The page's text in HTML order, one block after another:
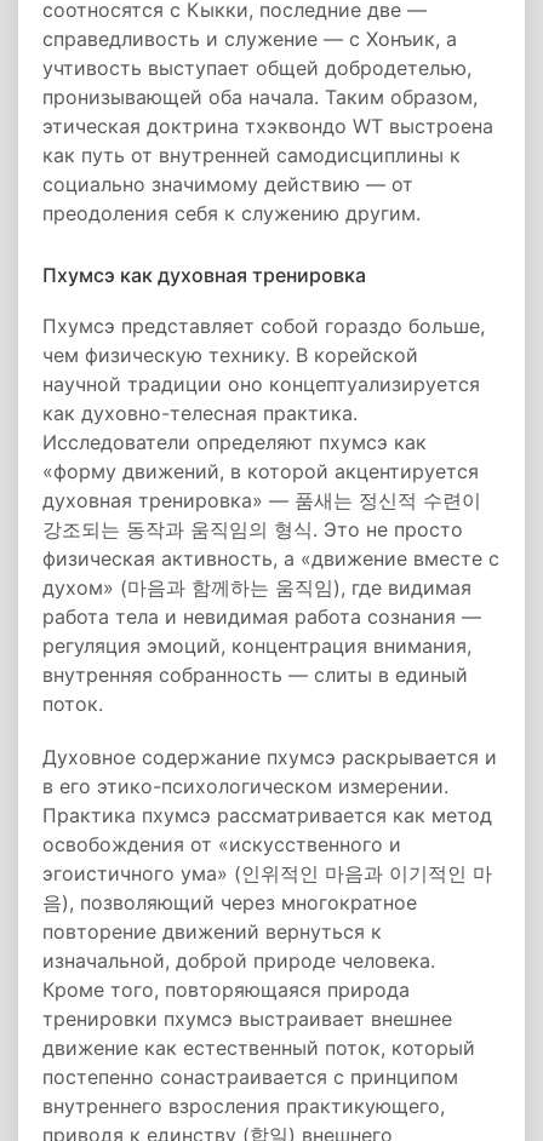
соотносятся с Кыкки, последние две —
справедливость и служение — с Хонъик, а
учтивость выступает общей добродетелью,
пронизывающей оба начала. Таким образом,
этическая доктрина тхэквондо WT выстроена
как путь от внутренней самодисциплины к
социально значимому действию — от
преодоления себя к служению другим.
Пхумсэ как духовная тренировка
Пхумсэ представляет собой гораздо больше,
чем физическую технику. В корейской
научной традиции оно концептуализируется
как духовно-телесная практика.
Исследователи определяют пхумсэ как
«форму движений, в которой акцентируется
духовная тренировка» — 품새는 정신적 수련이
강조되는 동작과 움직임의 형식. Это не просто
физическая активность, а «движение вместе с
духом» (마음과 함께하는 움직임), где видимая
работа тела и невидимая работа сознания —
регуляция эмоций, концентрация внимания,
внутренняя собранность — слиты в единый
поток.
Духовное содержание пхумсэ раскрывается и
в его этико-психологическом измерении.
Практика пхумсэ рассматривается как метод
освобождения от «искусственного и
эгоистичного ума» (인위적인 마음과 이기적인 마
음), позволяющий через многократное
повторение движений вернуться к
изначальной, доброй природе человека.
Кроме того, повторяющаяся природа
тренировки пхумсэ выстраивает внешнее
движение как естественный поток, который
постепенно сонастраивается с принципом
внутреннего взросления практикующего,
приводя к единству (합일) внешнего